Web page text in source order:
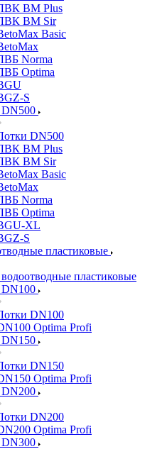
ВМ Plus
ВМ Sir
Basic
Norma
Optima
S
DN500
ВМ Plus
ВМ Sir
Basic
Norma
Optima
XL
S
пластиковые
пластиковые
DN100
Optima Profi
DN150
Optima Profi
DN200
Optima Profi